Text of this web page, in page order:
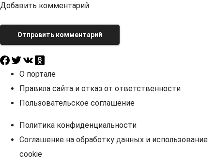
Добавить комментарий
Отправить комментарий
О портале
Правила сайта и отказ от ответственности
Пользовательское соглашение
Политика конфиденциальности
Соглашение на обработку данных и использование
cookie